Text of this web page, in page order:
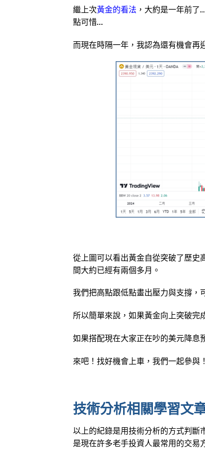
繼上次黃金的看法 ，大約是一年前
點可惜…
而現在時隔一年，我認為還有機會再
從上圖可以看出黃金自從突破了歷史
間大約已經有兩個多月。
我們把高點跟低點畫出壓力與支撐，
所以簡單來說，如果黃金向上突破完
如果搭配現在大家正在吵的美元降息
來吧！找好機會上車，我們一起參與！
技術分析相關學習文
以上的紀錄是用技術分析的方式判斷
是現在許多老手投資人最常用的交易